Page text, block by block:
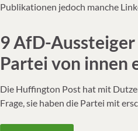
Publikationen jedoch manche
9 AfD-
Partei von innen
Die Huffington Post hat mit
Frage, sie haben die Partei mit